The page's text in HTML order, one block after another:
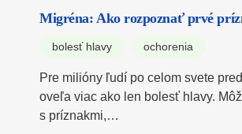
Migréna: Ako rozpoznať prvé
bolesť hlavy ochorenia
Pre milióny ľudí po celom svete
oveľa viac ako len bolesť hlavy.
s príznakmi,…